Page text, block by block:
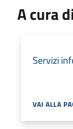
A cura
Servizi
VAI ALLA